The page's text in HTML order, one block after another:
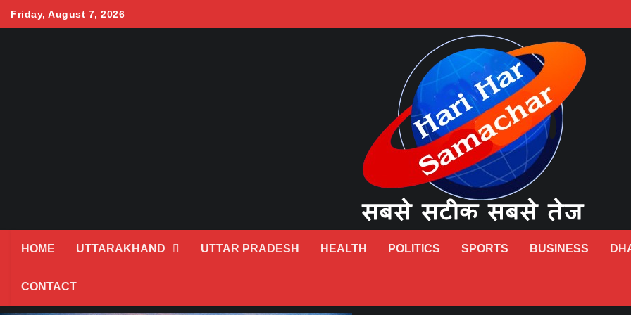
Friday, August 7, 2026
HOME UTTARAKHAND UTTAR PRADESH HEALTH POLITICS SPORTS BUSINESS
CONTACT